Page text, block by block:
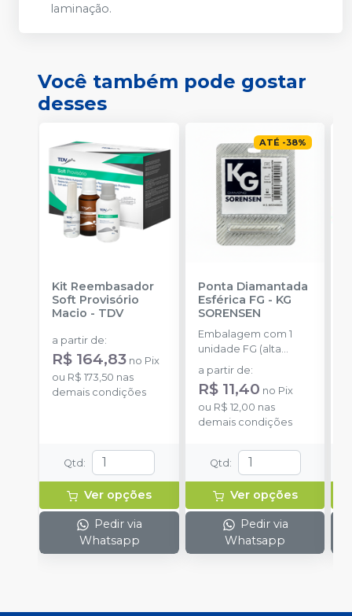
laminação.
Você também pode gostar
desses
Kit Reembasador
Soft Provisório
Macio - TDV
a partir de:
R$ 164,83 no Pix
ou R$ 173,50 nas
demais condições
Qtd :
Ver opções
Pedir via
Whatsapp
ATÉ -38%
Ponta Diamantada
Esférica FG - KG
SORENSEN
Embalagem com 1
unidade FG (alta
rotação).
a partir de:
R$ 11,40 no Pix
ou R$ 12,00 nas
demais condições
Qtd :
Ver opções
Pedir via
Whatsapp